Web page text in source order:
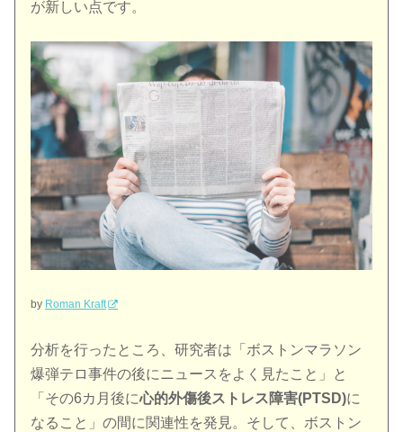
が新しい点です。
by Roman Kraft
分析を行ったところ、研究者は「ボストンマラソン
爆弾テロ事件の後にニュースをよく見たこと」と
「その6カ月後に心的外傷後ストレス障害(PTSD)に
なること」の間に関連性を発見。そして、ボストン